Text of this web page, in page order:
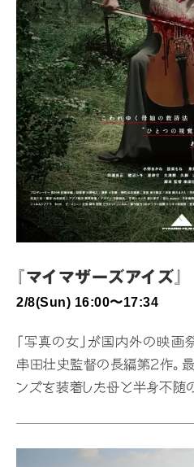
『マイマザーズアイズ』
2/8(Sun) 16:00〜17:34
「写真の女」が国内外の映
串田壮史監督の長編第2作。最
ンズを装着した母と半身不随
ったひとりの家族である娘で